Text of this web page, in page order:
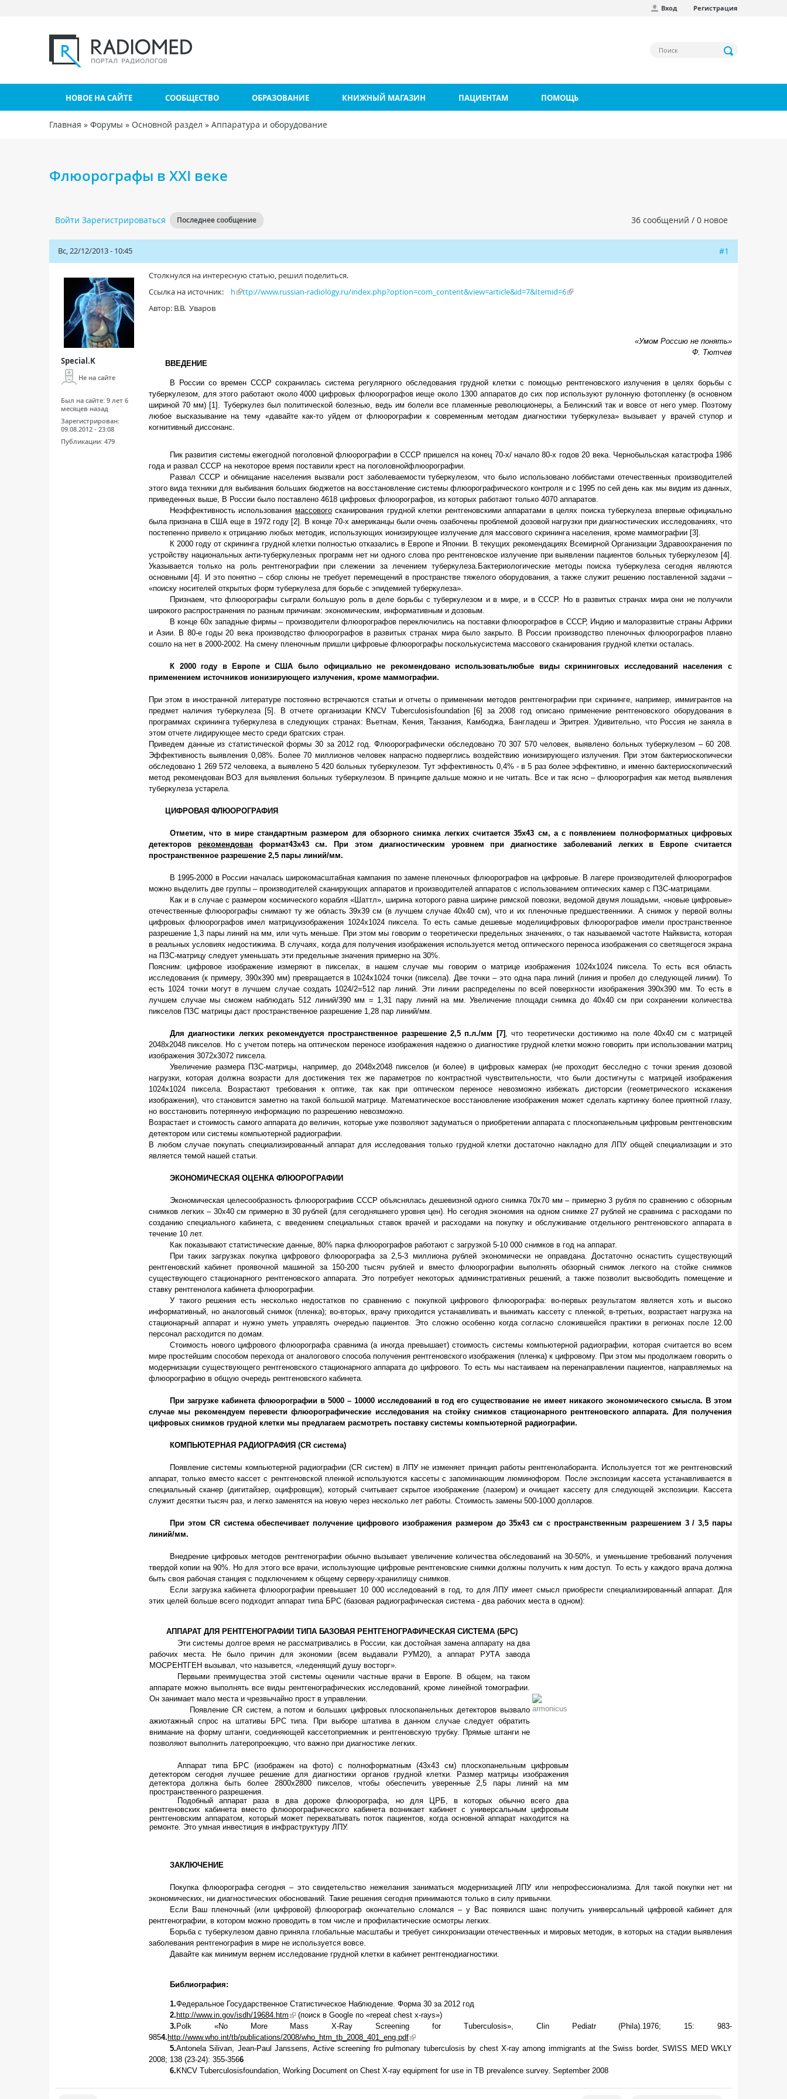
Вход Регистрация
НОВОЕ НА САЙТЕ СООБЩЕСТВО ОБРАЗОВАНИЕ КНИЖНЫЙ МАГАЗИН ПАЦИЕНТАМ ПОМОЩЬ
Вы здесь
Главная » Форумы » Основной раздел » Аппаратура и оборудование
Флюорографы в XXI веке
36 сообщений / 0 новое
Войти Зарегистрироваться Последнее сообщение
Вс, 22/12/2013 - 10:45 #1
Special.K
Не на сайте
Был на сайте: 9 лет 6
месяцев назад
Зарегистрирован:
09.08.2012 - 23:08
Публикации: 479
Столкнулся на интересную статью, решил поделиться.
Ссылка на источник: h
ttp://www.russian-radiology.ru/index.php?option=com_content&view=article&id=7&Itemid=6
Автор: В.В. Уваров
«Умом Россию не понять»
Ф. Тютчев
ВВЕДЕНИЕ
В России со времен СССР сохранилась система регулярного обследования грудной клетки с помощью рентгеновского излучения в целях борьбы с
туберкулезом, для этого работают около 4000 цифровых флюорографов иеще около 1300 аппаратов до сих пор используют рулонную фотопленку (в основном
шириной 70 мм) [1]. Туберкулез был политической болезнью, ведь им болели все пламенные революционеры, а Белинский так и вовсе от него умер. Поэтому
любое высказывание на тему «давайте как-то уйдем от флюорографии к современным методам диагностики туберкулеза» вызывает у врачей ступор и
когнитивный диссонанс.
Пик развития системы ежегодной поголовной флюорографии в СССР пришелся на конец 70-х/ начало 80-х годов 20 века. Чернобыльская катастрофа 1986
года и развал СССР на некоторое время поставили крест на поголовнойфлюорографии.
Развал СССР и обнищание населения вызвали рост заболеваемости туберкулезом, что было использовано лоббистами отечественных производителей
этого вида техники для выбивания больших бюджетов на восстановление системы флюорографического контроля и с 1995 по сей день как мы видим из данных,
приведенных выше, В России было поставлено 4618 цифровых флюорографов, из которых работают только 4070 аппаратов.
Неэффективность использования массовогосканирования грудной клетки рентгеновскими аппаратами в целях поиска туберкулеза впервые официально
была признана в США еще в 1972 году [2]. В конце 70-х американцы были очень озабочены проблемой дозовой нагрузки при диагностических исследованиях, что
постепенно привело к отрицанию любых методик, использующих ионизирующее излучение для массового скрининга населения, кроме маммографии [3].
К 2000 году от скрининга грудной клетки полностью отказались в Европе и Японии. В текущих рекомендациях Всемирной Организации Здравоохранения по
устройству национальных анти-туберкулезных программ нет ни одного слова про рентгеновское излучение при выявлении пациентов больных туберкулезом [4].
Указывается только на роль рентгенографии при слежении за лечением туберкулеза.Бактериологические методы поиска туберкулеза сегодня являются
основными [4]. И это понятно – сбор слюны не требует перемещений в пространстве тяжелого оборудования, а также служит решению поставленной задачи –
«поиску носителей открытых форм туберкулеза для борьбе с эпидемией туберкулеза».
Признаем, что флюорографы сыграли большую роль в деле борьбы с туберкулезом и в мире, и в СССР. Но в развитых странах мира они не получили
широкого распространения по разным причинам: экономическим, информативным и дозовым.
В конце 60х западные фирмы – производители флюорографов переключились на поставки флюорографов в СССР, Индию и малоразвитые страны Африки
и Азии. В 80-е годы 20 века производство флюорографов в развитых странах мира было закрыто. В России производство пленочных флюорографов плавно
сошло на нет в 2000-2002. На смену пленочным пришли цифровые флюорографы посколькусистема массового сканирования грудной клетки осталась.
К 2000 году в Европе и США было официально не рекомендовано использоватьлюбые виды скрининговых исследований населения с
применением источников ионизирующего излучения, кроме маммографии.
При этом в иностранной литературе постоянно встречаются статьи и отчеты о применении методов рентгенографии при скрининге, например, иммигрантов на
предмет наличия туберкулеза [5]. В отчете организации KNCV Tuberculosisfoundation [6] за 2008 год описано применение рентгеновского оборудования в
программах скрининга туберкулеза в следующих странах: Вьетнам, Кения, Танзания, Камбоджа, Бангладеш и Эритрея. Удивительно, что Россия не заняла в
этом отчете лидирующее место среди братских стран.
Приведем данные из статистической формы 30 за 2012 год. Флюорографически обследовано 70 307 570 человек, выявлено больных туберкулезом – 60 208.
Эффективность выявления 0,08%. Более 70 миллионов человек напрасно подверглись воздействию ионизирующего излучения. При этом бактериоскопически
обследовано 1 269 572 человека, а выявлено 5 420 больных туберкулезом. Тут эффективность 0,4% - в 5 раз более эффективно, и именно бактериоскопический
метод рекомендован ВОЗ для выявления больных туберкулезом. В принципе дальше можно и не читать. Все и так ясно – флюорография как метод выявления
туберкулеза устарела.
ЦИФРОВАЯ ФЛЮОРОГРАФИЯ
Отметим, что в мире стандартным размером для обзорного снимка легких считается 35х43 см, а с появлением полноформатных цифровых
детекторов рекомендован формат43х43 см. При этом диагностическим уровнем при диагностике заболеваний легких в Европе считается
пространственное разрешение 2,5 пары линий/мм.
В 1995-2000 в России началась широкомасштабная кампания по замене пленочных флюорографов на цифровые. В лагере производителей флюорографов
можно выделить две группы – производителей сканирующих аппаратов и производителей аппаратов с использованием оптических камер с ПЗС-матрицами.
Как и в случае с размером космического корабля «Шаттл», ширина которого равна ширине римской повозки, ведомой двумя лошадьми, «новые цифровые»
отечественные флюорографы снимают ту же область 39х39 см (в лучшем случае 40х40 см), что и их пленочные предшественники. А снимок у первой волны
цифровых флюорографов имел матрицуизображения 1024х1024 пиксела. То есть самые дешевые моделицифровых флюорографов имели пространственное
разрешение 1,3 пары линий на мм, или чуть меньше. При этом мы говорим о теоретически предельных значениях, о так называемой частоте Найквиста, которая
в реальных условиях недостижима. В случаях, когда для получения изображения используется метод оптического переноса изображения со светящегося экрана
на ПЗС-матрицу следует уменьшать эти предельные значения примерно на 30%.
Поясним: цифровое изображение измеряют в пикселах, в нашем случае мы говорим о матрице изображения 1024х1024 пиксела. То есть вся область
исследования (к примеру, 390х390 мм) превращается в 1024х1024 точки (пиксела). Две точки – это одна пара линий (линия и пробел до следующей линии). То
есть 1024 точки могут в лучшем случае создать 1024/2=512 пар линий. Эти линии распределены по всей поверхности изображения 390х390 мм. То есть в
лучшем случае мы сможем наблюдать 512 линий/390 мм = 1,31 пару линий на мм. Увеличение площади снимка до 40х40 см при сохранении количества
пикселов ПЗС матрицы даст пространственное разрешение 1,28 пар линий/мм.
Для диагностики легких рекомендуется пространственное разрешение 2,5 п.л./мм [7] , что теоретически достижимо на поле 40х40 см с матрицей
2048х2048 пикселов. Но с учетом потерь на оптическом переносе изображения надежно о диагностике грудной клетки можно говорить при использовании матриц
изображения 3072х3072 пиксела.
Увеличение размера ПЗС-матрицы, например, до 2048х2048 пикселов (и более) в цифровых камерах (не проходит бесследно с точки зрения дозовой
нагрузки, которая должна возрасти для достижения тех же параметров по контрастной чувствительности, что были достигнуты с матрицей изображения
1024х1024 пиксела. Возрастают требования к оптике, так как при оптическом переносе невозможно избежать дисторсии (геометрического искажения
изображения), что становится заметно на такой большой матрице. Математическое восстановление изображения может сделать картинку более приятной глазу,
но восстановить потерянную информацию по разрешению невозможно.
Возрастает и стоимость самого аппарата до величин, которые уже позволяют задуматься о приобретении аппарата с плоскопанельным цифровым рентгеновским
детектором или системы компьютерной радиографии.
В любом случае покупать специализированный аппарат для исследования только грудной клетки достаточно накладно для ЛПУ общей специализации и это
является темой нашей статьи.
ЭКОНОМИЧЕСКАЯ ОЦЕНКА ФЛЮОРОГРАФИИ
Экономическая целесообразность флюорографиив СССР объяснялась дешевизной одного снимка 70х70 мм – примерно 3 рубля по сравнению с обзорным
снимков легких – 30х40 см примерно в 30 рублей (для сегодняшнего уровня цен). Но сегодня экономия на одном снимке 27 рублей не сравнима с расходами по
созданию специального кабинета, с введением специальных ставок врачей и расходами на покупку и обслуживание отдельного рентгеновского аппарата в
течение 10 лет.
Как показывают статистические данные, 80% парка флюорографов работают с загрузкой 5-10 000 снимков в год на аппарат.
При таких загрузках покупка цифрового флюорографа за 2,5-3 миллиона рублей экономически не оправдана. Достаточно оснастить существующий
рентгеновский кабинет проявочной машиной за 150-200 тысяч рублей и вместо флюорографии выполнять обзорный снимок легкого на стойке снимков
существующего стационарного рентгеновского аппарата. Это потребует некоторых административных решений, а также позволит высвободить помещение и
ставку рентгенолога кабинета флюорографии.
У такого решения есть несколько недостатков по сравнению с покупкой цифрового флюорографа: во-первых результатом является хоть и высоко
информативный, но аналоговый снимок (пленка); во-вторых, врачу приходится устанавливать и вынимать кассету с пленкой; в-третьих, возрастает нагрузка на
стационарный аппарат и нужно уметь управлять очередью пациентов. Это сложно особенно когда согласно сложившейся практики в регионах после 12.00
персонал расходится по домам.
Стоимость нового цифрового флюорографа сравнима (а иногда превышает) стоимость системы компьютерной радиографии, которая считается во всем
мире простейшим способом перехода от аналогового способа получения рентгеновского изображения (пленка) к цифровому. При этом мы продолжаем говорить о
модернизации существующего рентгеновского стационарного аппарата до цифрового. То есть мы настаиваем на перенаправлении пациентов, направляемых на
флюорографию в общую очередь рентгеновского кабинета.
При загрузке кабинета флюорографии в 5000 – 10000исследований в год его существование не имеет никакого экономического смысла. В этом
случае мы рекомендуем перевести флюорографические исследования на стойку снимков стационарного рентгеновского аппарата. Для получения
цифровых снимков грудной клетки мы предлагаем расмотреть поставку системы компьютерной радиографии.
КОМПЬЮТЕРНАЯ РАДИОГРАФИЯ (CR система)
Появление системы компьютерной радиографии (CR систем) в ЛПУ не изменяет принцип работы рентгенолаборанта. Используется тот же рентгеновский
аппарат, только вместо кассет с рентгеновской пленкой используются кассеты с запоминающим люминофором. После экспозиции кассета устанавливается в
специальный сканер (дигитайзер, оцифровщик), который считывает скрытое изображение (лазером) и очищает кассету для следующей экспозиции. Кассета
служит десятки тысяч раз, и легко заменятся на новую через несколько лет работы. Стоимость замены 500-1000 долларов.
При этом CRсистема обеспечивает получение цифрового изображения размером до 35х43 см с пространственным разрешением 3 / 3,5 пары
линий/мм.
Внедрение цифровых методов рентгенографии обычно вызывает увеличение количества обследований на 30-50%, и уменьшение требований получения
твердой копии на 90%. Но для этого все врачи, использующие цифровые рентгеновские снимки должны получить к ним доступ. То есть у каждого врача должна
быть своя рабочая станция с подключением к общему серверу-хранилищу снимков.
Если загрузка кабинета флюорографии превышает 10 000 исследований в год, то для ЛПУ имеет смысл приобрести специализированный аппарат. Для
этих целей больше всего подходит аппарат типа БРС (базовая радиографическая система - два рабочих места в одном):
АППАРАТ ДЛЯ РЕНТГЕНОГРАФИИ ТИПА БАЗОВАЯ РЕНТГЕНОГРАФИЧЕСКАЯ СИСТЕМА (БРС)
Эти системы долгое время не рассматривались в России, как достойная замена аппарату на два
рабочих места. Не было причин для экономии (всем выдавали РУМ20), а аппарат РУТА завода
МОСРЕНТГЕН вызывал, что назывется, «леденящий душу восторг».
Первыми преимущества этой системы оценили частные врачи в Европе. В общем, на таком
аппарате можно выполнять все виды рентгенографических исследований, кроме линейной томографии.
Он занимает мало места и чрезвычайно прост в управлении.
Появление CR систем, а потом и больших цифровых плоскопанельных детекторов вызвало
ажиотажный спрос на штативы БРС типа. При выборе штатива в данном случае следует обратить
внимание на форму штанги, соединяющей кассетоприемник и рентгеновскую трубку. Прямые штанги не
позволяют выполнить латеропроекцию, что важно при диагностике легких.
Аппарат типа БРС (изображен на фото) с полноформатным (43х43 см) плоскопанельным цифровым
детектором сегодня лучшее решение для диагностики органов грудной клетки. Размер матрицы изображения
детектора должна быть более 2800х2800 пикселов, чтобы обеспечить уверенные 2,5 пары линий на мм
пространственного разрешения.
Подобный аппарат раза в два дороже флюорографа, но для ЦРБ, в которых обычно всего два
рентгеновских кабинета вместо флюорографического кабинета возникает кабинет с универсальным цифровым
рентгеновским аппаратом, который может перехватывать поток пациентов, когда основной аппарат находится на
ремонте. Это умная инвестиция в инфраструктуру ЛПУ.
ЗАКЛЮЧЕНИЕ
Покупка флюорографа сегодня – это свидетельство нежелания заниматься модернизацией ЛПУ или непрофессионализма. Для такой покупки нет ни
экономических, ни диагностических обоснований. Такие решения сегодня принимаются только в силу привычки.
Если Ваш пленочный (или цифровой) флюорограф окончательно сломался – у Вас появился шанс получить универсальный цифровой кабинет для
рентгенографии, в котором можно проводить в том числе и профилактические осмотры легких.
Борьба с туберкулезом давно приняла глобальные масштабы и требует синхронизации отечественных и мировых методик, в которых на стадии выявления
заболевания рентгенография в мире не используется вовсе.
Давайте как минимум вернем исследование грудной клетки в кабинет рентгенодиагностики.
Библиография:
1.Федеральное Государственное Статистическое Наблюдение. Форма 30 за 2012 год
2. http://www.in.gov/isdh/19684.htm
(поиск в Google по «repeat chest x-rays»)
3. Polk «No More Mass X-Ray Screening for Tuberculosis», Clin Pediatr (Phila).1976; 15: 983-
9854. http://www.who.int/tb/publications/2008/who_htm_tb_2008_401_eng.pdf
5.Antonela Silivan, Jean-Paul Janssens, Active screening fro pulmonary tuberculosis by chest X-ray among immigrants at the Swiss border, SWISS MED WKLY
2008; 138 (23-24): 355-3566
6. KNCV Tuberculosisfoundation, Working Document on Chest X-ray equipment for use in TB prevalence survey. September 2008